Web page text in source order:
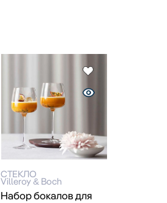
СТЕКЛО
Villeroy & Boch
Набор бокалов для